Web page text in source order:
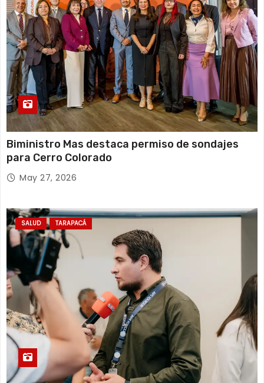
s
Biministro Mas destaca permiso de sondajes
para Cerro Colorado
May 27, 2026
SALUD TARAPACÁ